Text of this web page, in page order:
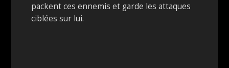
packent ces ennemis et garde les attaques
ciblées sur lui.